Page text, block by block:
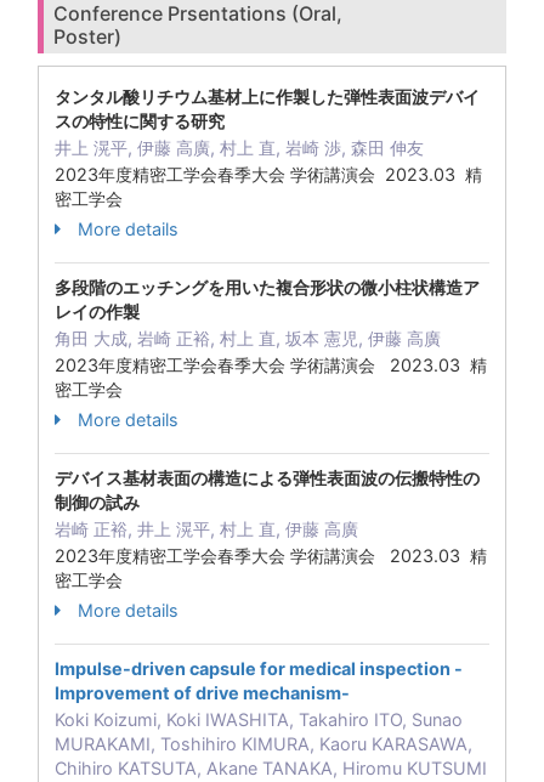
Conference Prsentations (Oral,
Poster)
タンタル酸リチウム基材上に作製した弾性表面波デバイ
スの特性に関する研究
井上 滉平, 伊藤 高廣, 村上 直, 岩崎 渉, 森田 伸友
2023年度精密工学会春季大会 学術講演会 2023.03 精
密工学会
More details
多段階のエッチングを用いた複合形状の微小柱状構造ア
レイの作製
角田 大成, 岩崎 正裕, 村上 直, 坂本 憲児, 伊藤 高廣
2023年度精密工学会春季大会 学術講演会 2023.03 精
密工学会
More details
デバイス基材表面の構造による弾性表面波の伝搬特性の
制御の試み
岩崎 正裕, 井上 滉平, 村上 直, 伊藤 高廣
2023年度精密工学会春季大会 学術講演会 2023.03 精
密工学会
More details
Impulse-driven capsule for medical inspection -
Improvement of drive mechanism-
Koki Koizumi, Koki IWASHITA, Takahiro ITO, Sunao
MURAKAMI, Toshihiro KIMURA, Kaoru KARASAWA,
Chihiro KATSUTA, Akane TANAKA, Hiromu KUTSUMI